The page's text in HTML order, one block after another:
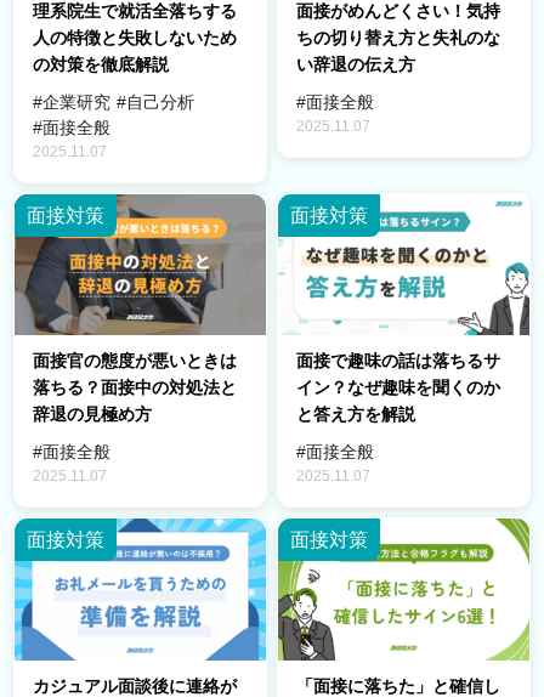
理系院生で就活全落ちする
人の特徴と失敗しないため
の対策を徹底解説
#企業研究 #自己分析
#面接全般
2025.11.07
面接がめんどくさい！気持
ちの切り替え方と失礼のな
い辞退の伝え方
#面接全般
2025.11.07
面接官の態度が悪いときは
落ちる？面接中の対処法と
辞退の見極め方
面接対策
#面接全般
2025.11.07
面接で趣味の話は落ちるサ
イン？なぜ趣味を聞くのか
と答え方を解説
面接対策
#面接全般
2025.11.07
カジュアル面談後に連絡が
面接対策
「面接に落ちた」と確信し
面接対策